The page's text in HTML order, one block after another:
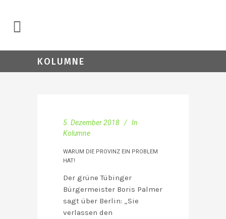
KOLUMNE
5. Dezember 2018
In
Kolumne
WARUM DIE PROVINZ EIN PROBLEM
HAT!
Der grüne Tübinger
Bürgermeister Boris Palmer
sagt über Berlin: „Sie
verlassen den